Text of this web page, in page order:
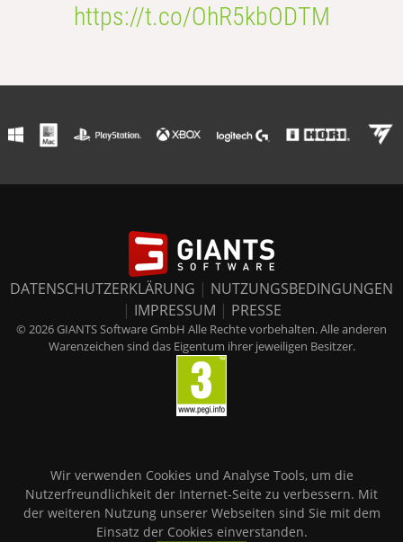
https://t.co/OhR5kbODTM
DATENSCHUTZERKLÄRUNG | NUTZUNGSBEDINGUNGEN
| IMPRESSUM | PRESSE
© 2026 GIANTS Software GmbH Alle Rechte vorbehalten. Alle anderen
Warenzeichen sind das Eigentum ihrer jeweiligen Besitzer.
Wir verwenden Cookies und Analyse Tools, um die
Nutzerfreundlichkeit der Internet-Seite zu verbessern. Mit
der weiteren Nutzung unserer Webseiten sind Sie mit dem
Einsatz der Cookies einverstanden.